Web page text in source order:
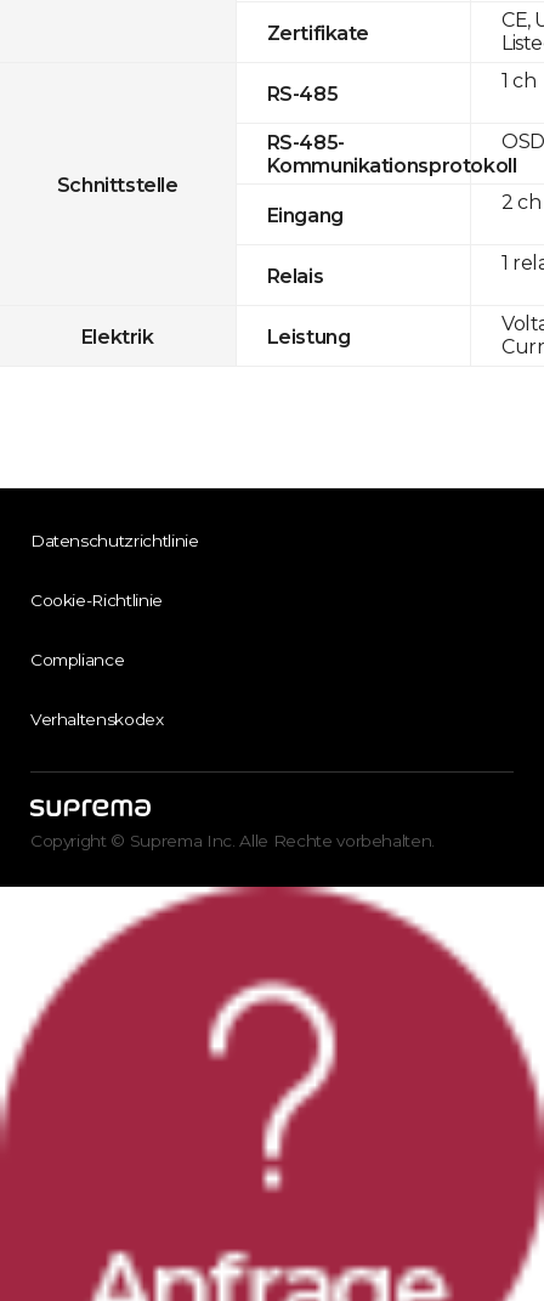
Zertifikate
Schnittstelle
RS-485
RS-485-
Kommunikationsprotokoll
Eingang
Relais
Elektrik Leistung
CE,
1 ch
2 ch
1
Datenschutzrichtlinie
Cookie-Richtlinie
Compliance
Verhaltenskodex
Copyright © Suprema Inc. Alle Rechte vorbehalten.